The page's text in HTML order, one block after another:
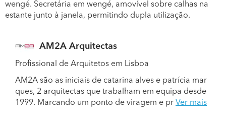
wengé. Secretária em wengé, amovível sobre calhas na
estante junto à janela, permitindo dupla utilização.
AM2A Arquitectas
Profissional de Arquitetos em Lisboa
AM2A são as iniciais de catarina alves e patrícia mar
ques, 2 arquitectas que trabalham em equipa desde
1999. Marcando um ponto de viragem e pr Ver mais